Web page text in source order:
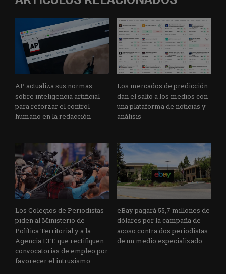
AP actualiza sus normas
sobre inteligencia artificial
para reforzar el control
humano en la redacción
Los mercados de predicción
dan el salto a los medios con
una plataforma de noticias y
análisis
Los Colegios de Periodistas
piden al Ministerio de
Política Territorial y a la
Agencia EFE que rectifiquen
convocatorias de empleo por
favorecer el intrusismo
eBay pagará 55,7 millones de
dólares por la campaña de
acoso contra dos periodistas
de un medio especializado